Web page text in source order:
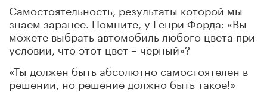
Самостоятельность, результаты которой мы
знаем заранее. Помните, у Генри Форда: «Вы
можете выбрать автомобиль любого цвета при
условии, что этот цвет – черный»?
«Ты должен быть абсолютно самостоятелен в
решении, но решение должно быть такое!»